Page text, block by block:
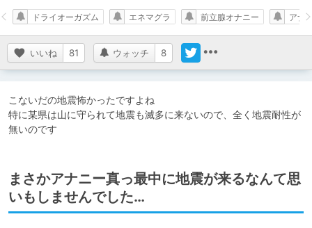
いいね 81 ウォッチ 8
ドライオーガズム エネマグラ 前立腺オナニー アナ
こないだの地震怖かったですよね
特に某県は山に守られて地震も滅多に来ないので、全く地震耐性が
無いのです
まさかアナニー真っ最中に地震が来るなんて思
いもしませんでした…